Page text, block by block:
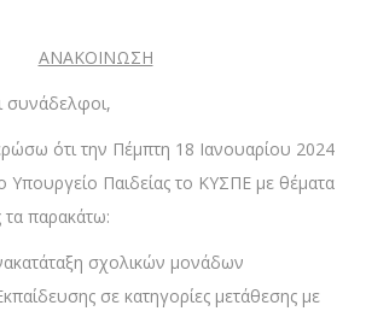
ΑΝΑΚΟΙΝΩΣΗ
συνάδελφοι,
ότι την Πέμπτη 18 Ιανουαρίου 2024
Υπουργείο Παιδείας το ΚΥΣΠΕ με θέματα
τα παρακάτω:
σχολικών μονάδων
σε κατηγορίες μετάθεσης με